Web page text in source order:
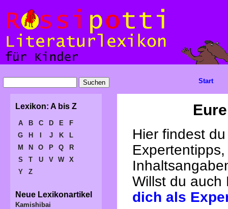
Hier findest
Willst du
dich als
Start
Lexikon: A bis Z
A B C D E
F
G
H J K
L
M
N O P Q
R
S
T U V W
X
Y
Z
Neue Lexikonartikel
Kamishibai